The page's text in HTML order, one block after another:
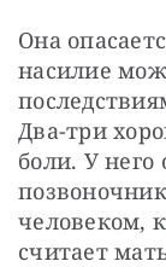
Она
насилие
Два-три
боли. У
человеком,
считает